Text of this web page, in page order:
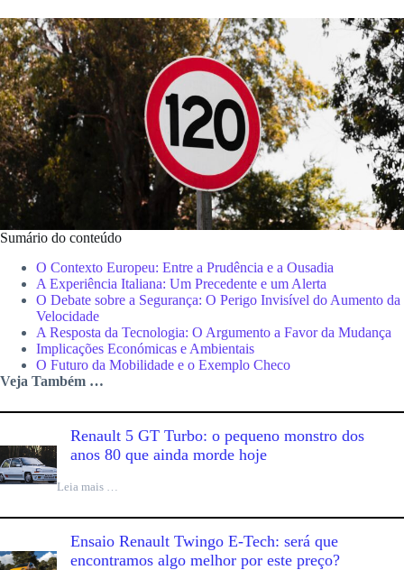
Sumário do conteúdo
O Contexto Europeu: Entre a Prudência e a Ousadia
A Experiência Italiana: Um Precedente e um Alerta
O Debate sobre a Segurança: O Perigo Invisível do Aumento da
Velocidade
A Resposta da Tecnologia: O Argumento a Favor da Mudança
Implicações Económicas e Ambientais
O Futuro da Mobilidade e o Exemplo Checo
Veja Também …
Renault 5 GT Turbo: o pequeno monstro dos
anos 80 que ainda morde hoje
Leia mais …
Ensaio Renault Twingo E-Tech: será que
encontramos algo melhor por este preço?